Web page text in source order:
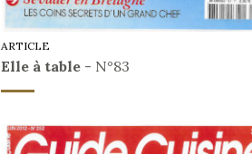
ARTICLE
Elle à table- N°83